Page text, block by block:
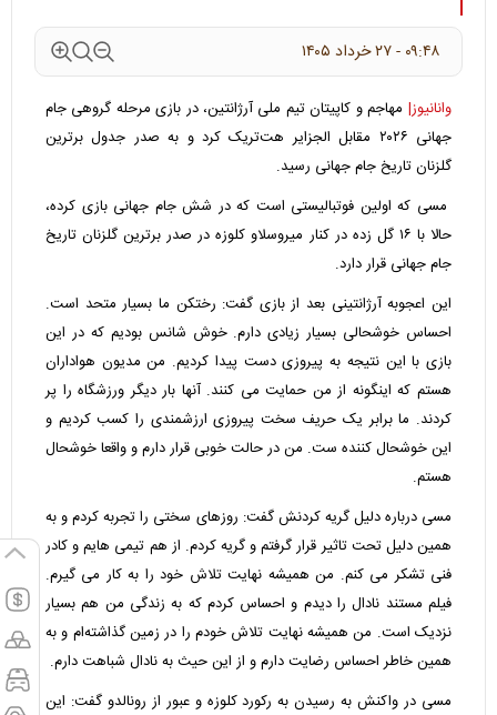
۰۹:۴۸ - ۲۷ خرداد ۱۴۰۵
وانانیوز| مهاجم و کاپیتان تیم ملی آرژانتین، در بازی مرحله گروهی جام
جهانی ۲۰۲۶ مقابل الجزایر هت‌تریک کرد و به صدر جدول برترین
گلزنان تاریخ جام جهانی رسید.
مسی که اولین فوتبالیستی است که در شش جام جهانی بازی کرده،
حالا با ۱۶ گل زده در کنار میروسلاو کلوزه در صدر برترین گلزنان تاریخ
جام جهانی قرار دارد.
این اعجوبه آرژانتینی بعد از بازی گفت: رختکن ما بسیار متحد است.
احساس خوشحالی بسیار زیادی دارم. خوش شانس بودیم که در این
بازی با این نتیجه به پیروزی دست پیدا کردیم. من مدیون هواداران
هستم که اینگونه از من حمایت می کنند. آنها بار دیگر ورزشگاه را پر
کردند. ما برابر یک حریف سخت پیروزی ارزشمندی را کسب کردیم و
این خوشحال کننده ست. من در حالت خوبی قرار دارم و واقعا خوشحال
هستم.
مسی درباره دلیل گریه کردنش گفت: روزهای سختی را تجربه کردم و به
همین دلیل تحت تاثیر قرار گرفتم و گریه کردم. از هم تیمی هایم و کادر
فنی تشکر می کنم. من همیشه نهایت تلاش خود را به کار می گیرم.
فیلم مستند نادال را دیدم و احساس کردم که به زندگی من هم بسیار
نزدیک است. من همیشه نهایت تلاش خودم را در زمین گذاشته‌ام و به
همین خاطر احساس رضایت دارم و از این حیث به نادال شباهت دارم.
مسی در واکنش به رسیدن به رکورد کلوزه و عبور از رونالدو گفت: این